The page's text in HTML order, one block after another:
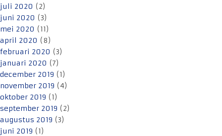
juli 2020 (2)
juni 2020 (3)
mei 2020 (11)
april 2020 (8)
februari 2020 (3)
januari 2020 (7)
december 2019 (1)
november 2019 (4)
oktober 2019 (1)
september 2019 (2)
augustus 2019 (3)
juni 2019 (1)